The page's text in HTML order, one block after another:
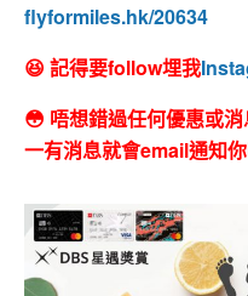
flyformiles.hk/20634
😆 記得要follow埋我
😳 唔想錯過任何優惠或
一有消息就會email通知你